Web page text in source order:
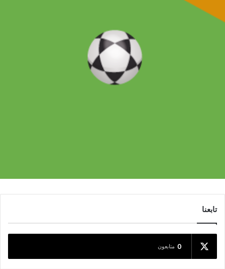
تابعنا
0 متابعون